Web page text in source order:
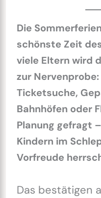
Die
schönste Zeit
viele Eltern wird
zur
Ticketsuche,
Bahnhöfen oder
Planung gefragt
Kindern im
Vorfreude
Das bestätigen